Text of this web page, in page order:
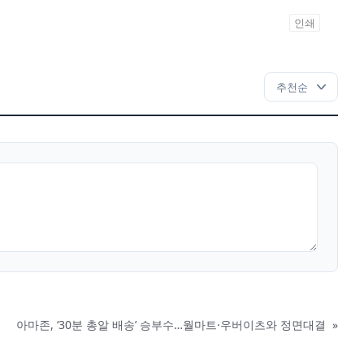
인쇄
아마존, ‘30분 총알 배송’ 승부수…월마트·우버이츠와 정면대결 »